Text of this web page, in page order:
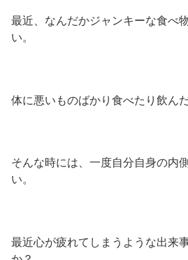
最近、なんだかジャンキーな食べ
い。
体に悪いものばかり食べたり飲ん
そんな時には、一度自分自身の内
い。
最近心が疲れてしまうような出来